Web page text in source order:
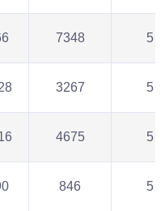
7348 5
3267 5
4675 5
846 5